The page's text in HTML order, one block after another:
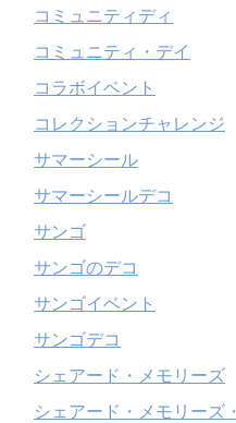
コミュニティディ
コミュニティ・デイ
コラボイベント
コレクションチャレンジ
サマーシール
サマーシールデコ
サンゴ
サンゴのデコ
サンゴイベント
サンゴデコ
シェアード・メモリーズ
シェアード・メモリーズ